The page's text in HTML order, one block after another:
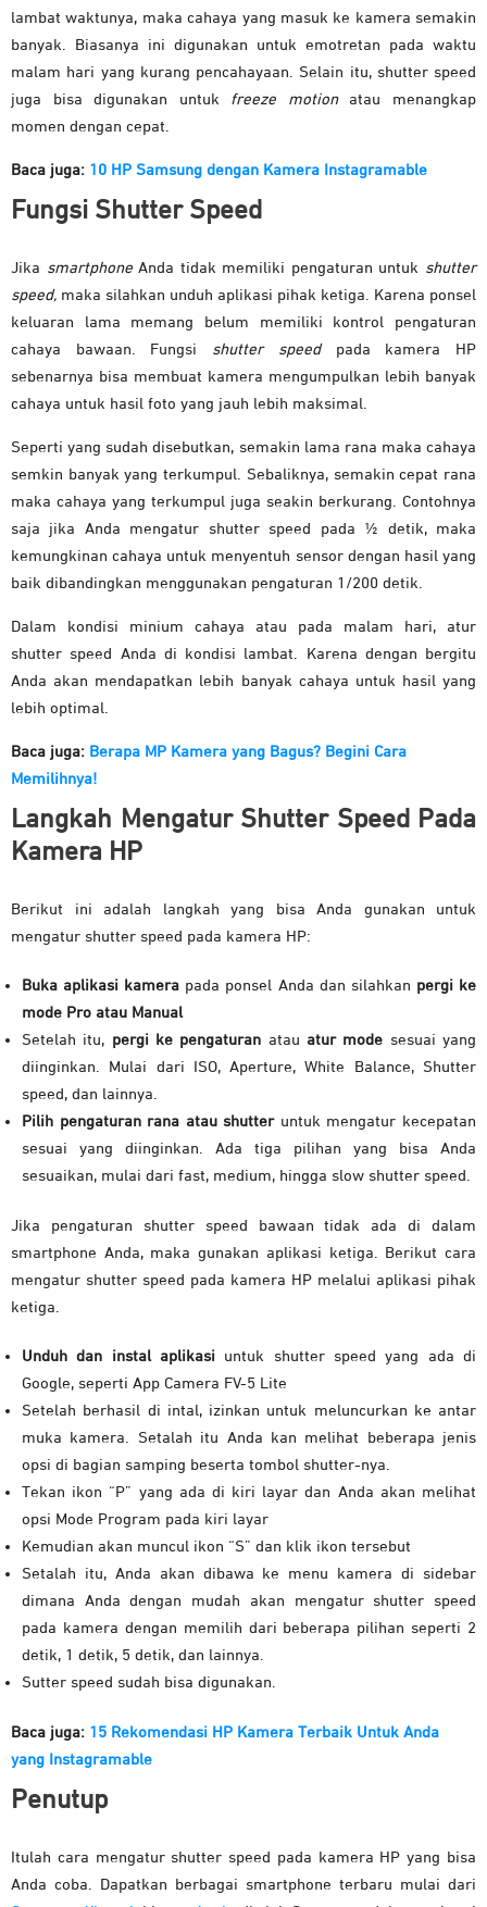
lambat waktunya, maka cahaya yang masuk ke kamera semakin
banyak. Biasanya ini digunakan untuk emotretan pada waktu
malam hari yang kurang pencahayaan. Selain itu, shutter speed
juga bisa digunakan untuk freeze motionatau menangkap
momen dengan cepat.
Baca juga: 10 HP Samsung dengan Kamera Instagramable
Fungsi Shutter Speed
Jika smartphoneAnda tidak memiliki pengaturan untuk shutter
speed, maka silahkan unduh aplikasi pihak ketiga. Karena ponsel
keluaran lama memang belum memiliki kontrol pengaturan
cahaya bawaan. Fungsi shutter speedpada kamera HP
sebenarnya bisa membuat kamera mengumpulkan lebih banyak
cahaya untuk hasil foto yang jauh lebih maksimal.
Seperti yang sudah disebutkan, semakin lama rana maka cahaya
semkin banyak yang terkumpul. Sebaliknya, semakin cepat rana
maka cahaya yang terkumpul juga seakin berkurang. Contohnya
saja jika Anda mengatur shutter speed pada ½ detik, maka
kemungkinan cahaya untuk menyentuh sensor dengan hasil yang
baik dibandingkan menggunakan pengaturan 1/200 detik.
Dalam kondisi minium cahaya atau pada malam hari, atur
shutter speed Anda di kondisi lambat. Karena dengan bergitu
Anda akan mendapatkan lebih banyak cahaya untuk hasil yang
lebih optimal.
Baca juga: Berapa MP Kamera yang Bagus? Begini Cara
Memilihnya!
Langkah Mengatur Shutter Speed Pada
Kamera HP
Berikut ini adalah langkah yang bisa Anda gunakan untuk
mengatur shutter speed pada kamera HP:
Buka aplikasi kamera pada ponsel Anda dan silahkan pergi ke
mode Pro atau Manual
Setelah itu, pergi ke pengaturan atau atur mode sesuai yang
diinginkan. Mulai dari ISO, Aperture, White Balance, Shutter
speed, dan lainnya.
Pilih pengaturan rana atau shutteruntuk mengatur kecepatan
sesuai yang diinginkan. Ada tiga pilihan yang bisa Anda
sesuaikan, mulai dari fast, medium, hingga slow shutter speed.
Jika pengaturan shutter speed bawaan tidak ada di dalam
smartphone Anda, maka gunakan aplikasi ketiga. Berikut cara
mengatur shutter speed pada kamera HP melalui aplikasi pihak
ketiga.
Unduh dan instal aplikasi untuk shutter speed yang ada di
Google, seperti App Camera FV-5 Lite
Setelah berhasil di intal, izinkan untuk meluncurkan ke antar
muka kamera. Setalah itu Anda kan melihat beberapa jenis
opsi di bagian samping beserta tombol shutter-nya.
Tekan ikon “P” yang ada di kiri layar dan Anda akan melihat
opsi Mode Program pada kiri layar
Kemudian akan muncul ikon “S” dan klik ikon tersebut
Setalah itu, Anda akan dibawa ke menu kamera di sidebar
dimana Anda dengan mudah akan mengatur shutter speed
pada kamera dengan memilih dari beberapa pilihan seperti 2
detik, 1 detik, 5 detik, dan lainnya.
Sutter speed sudah bisa digunakan.
Baca juga: 15 Rekomendasi HP Kamera Terbaik Untuk Anda
yang Instagramable
Penutup
Itulah cara mengatur shutter speed pada kamera HP yang bisa
Anda coba. Dapatkan berbagai smartphone terbaru mulai dari